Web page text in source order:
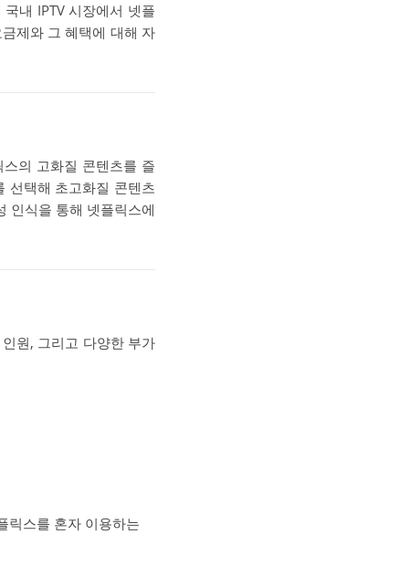
내 IPTV 시장에서 넷플
제와 그 혜택에 대해 자
의 고화질 콘텐츠를 즐
선택해 초고화질 콘텐츠
인식을 통해 넷플릭스에
원, 그리고 다양한 부가
릭스를 혼자 이용하는